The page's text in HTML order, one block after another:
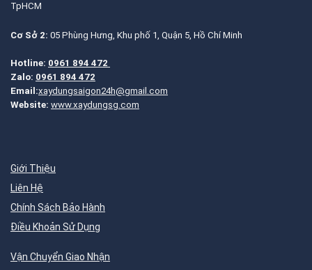
TpHCM
Cơ Sở 2: 05 Phùng Hưng, Khu phố 1, Quận 5, Hồ Chí Minh
Hotline: 0961 894 472
Zalo: 0961 894 472
Email:xaydungsaigon24h@gmail.com
Website: www.xaydungsg.com
Giới Thiệu
Liên Hệ
Chính Sách Bảo Hành
Điều Khoản Sử Dụng
Vận Chuyển Giao Nhận